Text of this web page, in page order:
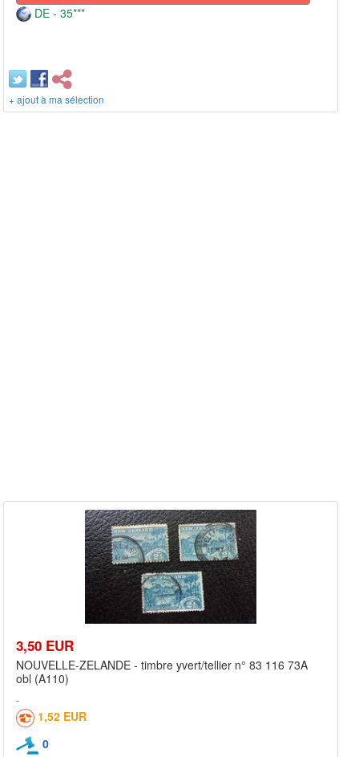
DE - 35***
+ ajout à ma sélection
3,50 EUR
NOUVELLE-ZELANDE - timbre yvert/tellier n° 83 116 73A
obl (A110)
1,52 EUR
0